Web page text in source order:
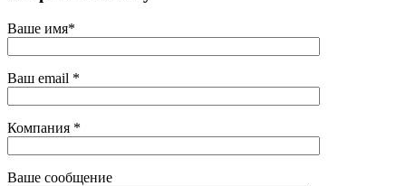
Ваше имя*
Ваш email *
Компания *
Ваше сообщение